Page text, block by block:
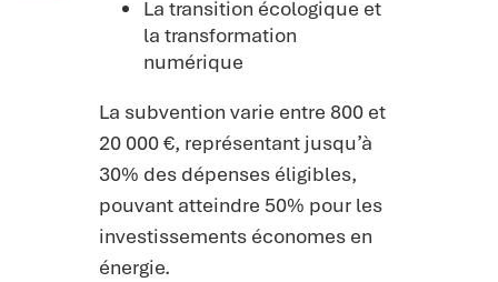
La transition écologique et
la transformation
numérique
La subvention varie entre 800 et
20 000 €, représentant jusqu’à
30% des dépenses éligibles,
pouvant atteindre 50% pour les
investissements économes en
énergie.